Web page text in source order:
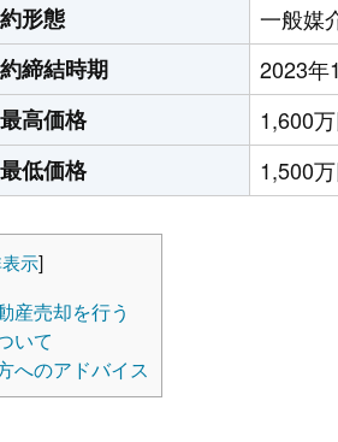
形態
一般媒
締結時期
2023年
高価格
1,600
低価格
1,500
示]
産売却を行う
いて
へのアドバイス